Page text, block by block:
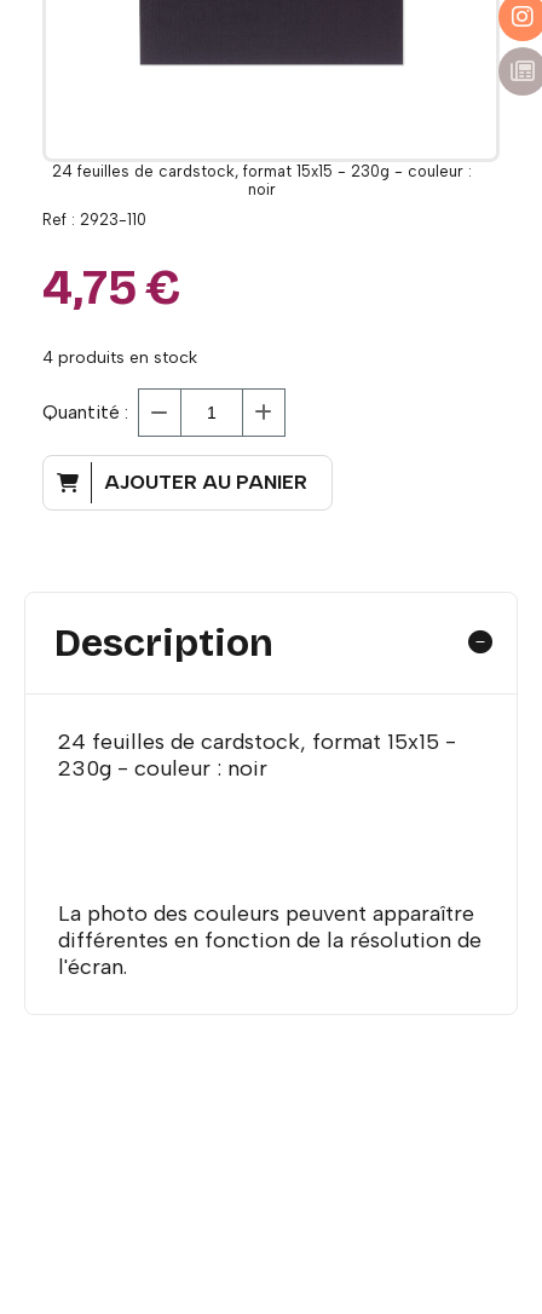
24 feuilles de cardstock, format 15x15 - 230g - couleur :
noir
Ref : 2923-110
4,75€
4 produits en stock
Quantité :
AJOUTER AU PANIER
Description
24 feuilles de cardstock, format 15x15 -
230g - couleur : noir
La photo des couleurs peuvent apparaître
différentes en fonction de la résolution de
l'écran.